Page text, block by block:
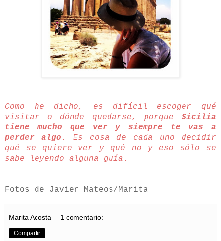
Como he dicho, es difícil escoger qué
visitar o dónde quedarse, porque Sicilia
tiene mucho que ver y siempre te vas a
perder algo . Es cosa de cada uno decidir
qué se quiere ver y qué no y eso sólo se
sabe leyendo alguna guía.
Fotos de Javier Mateos/Marita
Marita Acosta 1 comentario:
Compartir